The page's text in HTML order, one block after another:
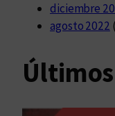
diciembre
agosto 2022